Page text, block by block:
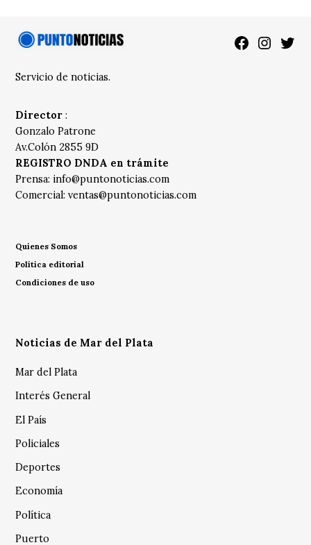
Facebook
Servicio de noticias.
Director :
Gonzalo Patrone
Av.Colón 2855 9D
REGISTRO DNDA en trámite
Prensa: info@puntonoticias.com
Comercial:ventas@puntonoticias.com
Quienes Somos
Política editorial
Condiciones de uso
Noticias de Mar del Plata
Mar del Plata
Interés General
El País
Policiales
Deportes
Economía
Política
Puerto